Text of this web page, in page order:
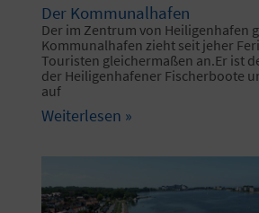
Der Kommunalhafen
Der im Zentrum von Heiligenhafen
Kommunalhafen zieht seit jeher
Touristen gleichermaßen an.Er ist
der Heiligenhafener Fischerboote
auf
Weiterlesen »